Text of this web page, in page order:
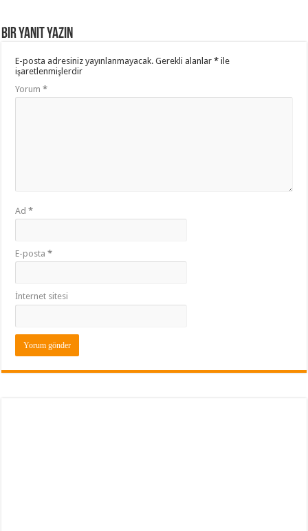
Bir yanıt yazın
E-posta adresiniz yayınlanmayacak. Gerekli alanlar* ile
işaretlenmişlerdir
Yorum*
Ad*
E-posta*
İnternet sitesi